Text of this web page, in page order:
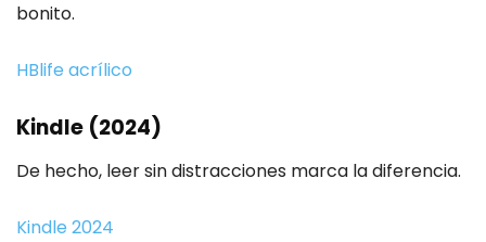
bonito.
HBlife acrílico
Kindle (2024)
De hecho, leer sin distracciones marca la diferencia.
Kindle 2024